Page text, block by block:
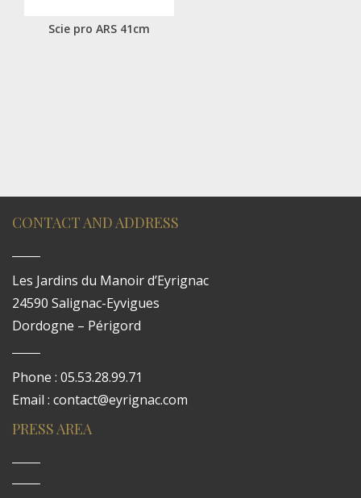
Scie pro ARS 41cm
CONTACT AND ADDRESS
Les Jardins du Manoir d’Eyrignac
24590 Salignac-Eyvigues
Dordogne – Périgord
Phone : 05.53.28.99.71
Email : contact@eyrignac.com
PRESS AREA